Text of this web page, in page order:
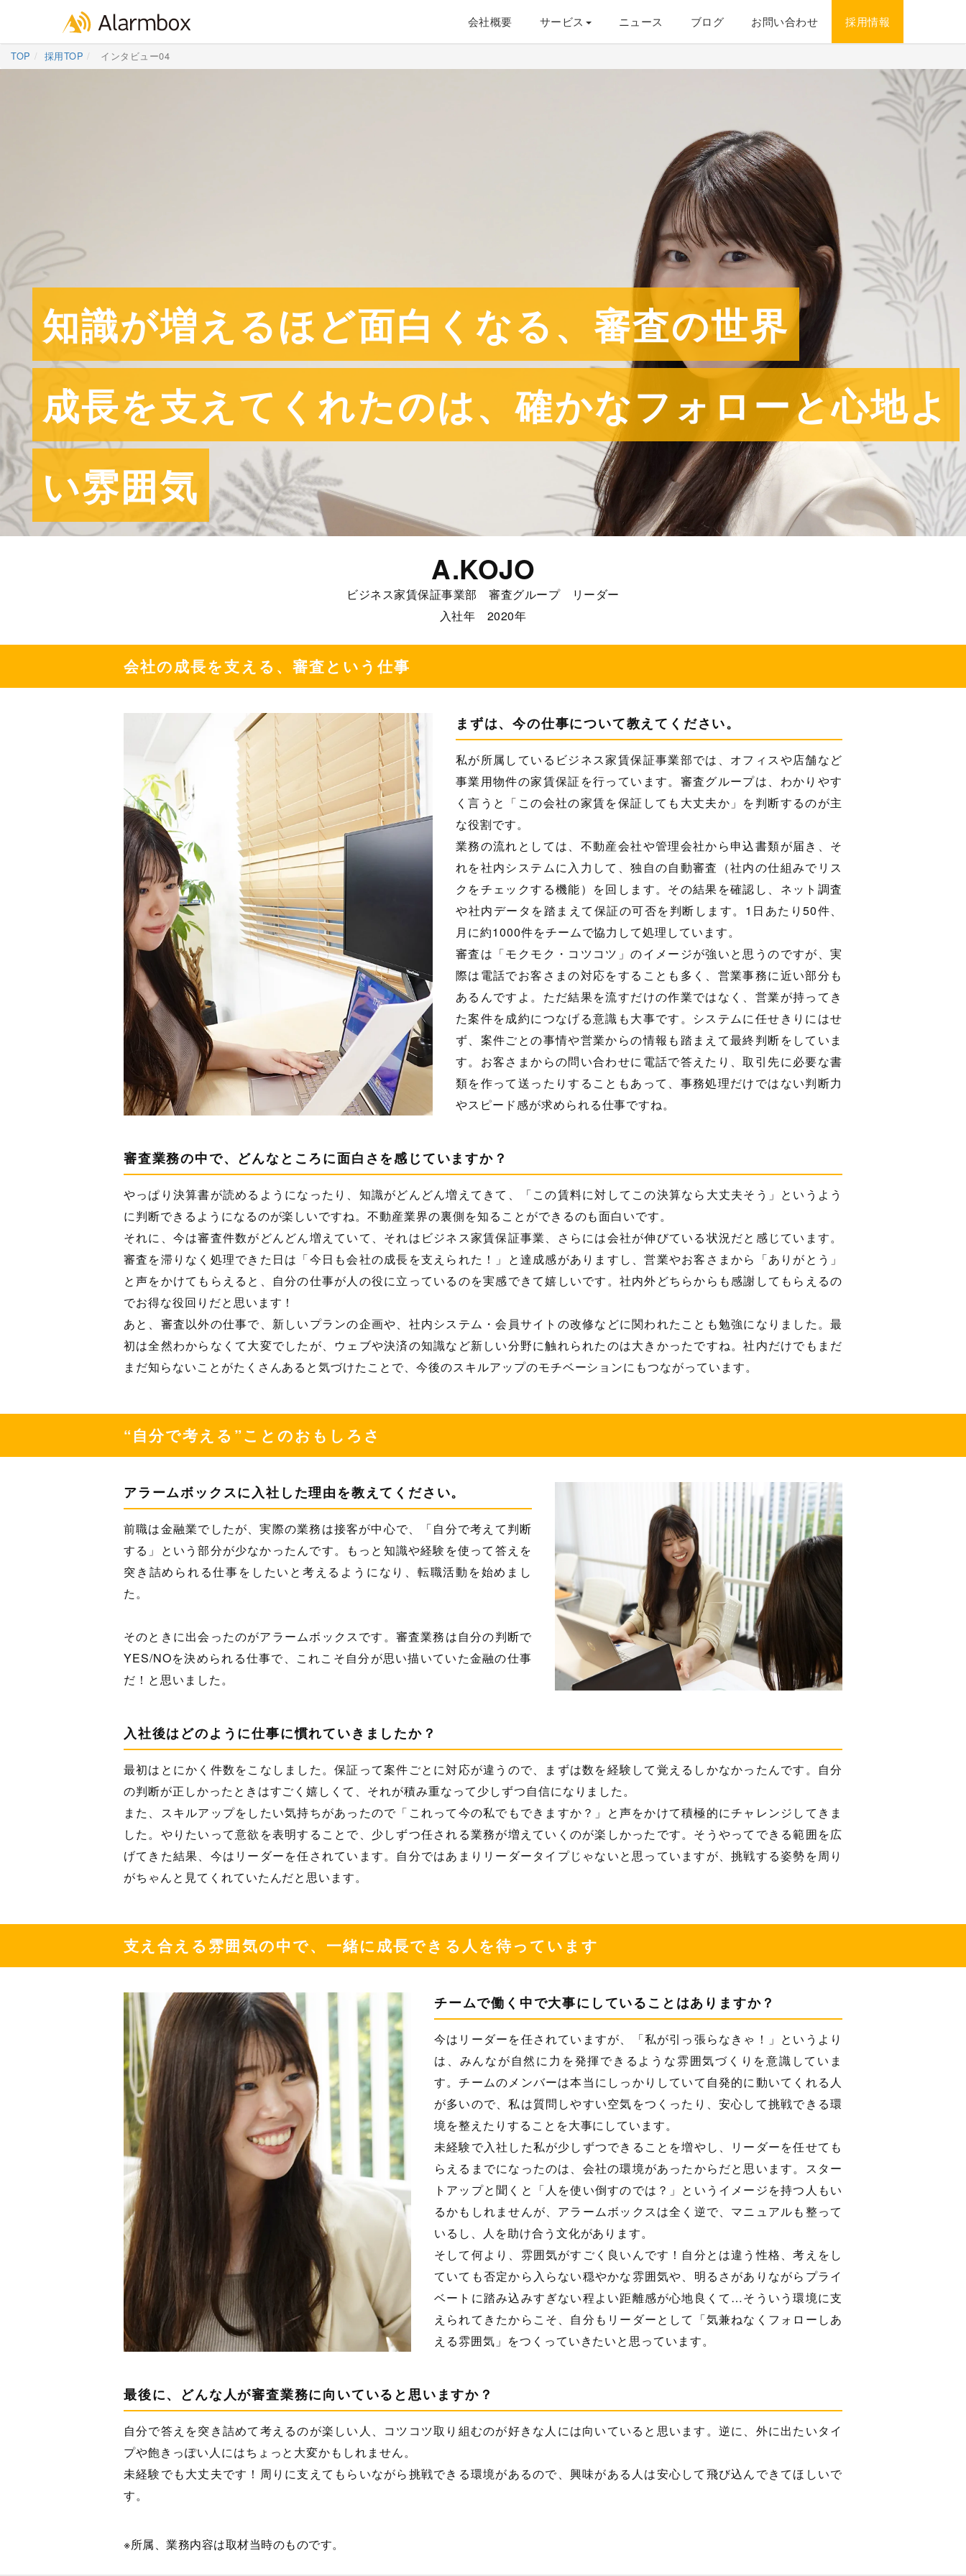
Skip
to
会社概要 サービス ニュース ブログ お問い合わせ 採用情報
TOP 採用TOP インタビュー04
知識が増えるほど面白くなる、審査の世界
成長を支えてくれたのは、確かなフォローと心地よ
い雰囲気
A.KOJO
ビジネス家賃保証事業部 審査グループ リーダー
入社年 2020年
会社の成長を支える、審査という仕事
まずは、今の仕事について教えてください。
私が所属しているビジネス家賃保証事業部では、オフィスや店舗など
事業用物件の家賃保証を行っています。審査グループは、わかりやす
く言うと「この会社の家賃を保証しても大丈夫か」を判断するのが主
な役割です。
業務の流れとしては、不動産会社や管理会社から申込書類が届き、そ
れを社内システムに入力して、独自の自動審査（社内の仕組みでリス
クをチェックする機能）を回します。その結果を確認し、ネット調査
や社内データを踏まえて保証の可否を判断します。1日あたり50件、
月に約1000件をチームで協力して処理しています。
審査は「モクモク・コツコツ」のイメージが強いと思うのですが、実
際は電話でお客さまの対応をすることも多く、営業事務に近い部分も
あるんですよ。ただ結果を流すだけの作業ではなく、営業が持ってき
た案件を成約につなげる意識も大事です。システムに任せきりにはせ
ず、案件ごとの事情や営業からの情報も踏まえて最終判断をしていま
す。お客さまからの問い合わせに電話で答えたり、取引先に必要な書
類を作って送ったりすることもあって、事務処理だけではない判断力
やスピード感が求められる仕事ですね。
審査業務の中で、どんなところに面白さを感じていますか？
やっぱり決算書が読めるようになったり、知識がどんどん増えてきて、「この賃料に対してこの決算なら大丈夫そう」というよう
に判断できるようになるのが楽しいですね。不動産業界の裏側を知ることができるのも面白いです。
それに、今は審査件数がどんどん増えていて、それはビジネス家賃保証事業、さらには会社が伸びている状況だと感じています。
審査を滞りなく処理できた日は「今日も会社の成長を支えられた！」と達成感がありますし、営業やお客さまから「ありがとう」
と声をかけてもらえると、自分の仕事が人の役に立っているのを実感できて嬉しいです。社内外どちらからも感謝してもらえるの
でお得な役回りだと思います！
あと、審査以外の仕事で、新しいプランの企画や、社内システム・会員サイトの改修などに関われたことも勉強になりました。最
初は全然わからなくて大変でしたが、ウェブや決済の知識など新しい分野に触れられたのは大きかったですね。社内だけでもまだ
まだ知らないことがたくさんあると気づけたことで、今後のスキルアップのモチベーションにもつながっています。
“自分で考える”ことのおもしろさ
アラームボックスに入社した理由を教えてください。
前職は金融業でしたが、実際の業務は接客が中心で、「自分で考えて判断
する」という部分が少なかったんです。もっと知識や経験を使って答えを
突き詰められる仕事をしたいと考えるようになり、転職活動を始めまし
た。
そのときに出会ったのがアラームボックスです。審査業務は自分の判断で
YES/NOを決められる仕事で、これこそ自分が思い描いていた金融の仕事
だ！と思いました。
入社後はどのように仕事に慣れていきましたか？
最初はとにかく件数をこなしました。保証って案件ごとに対応が違うので、まずは数を経験して覚えるしかなかったんです。自分
の判断が正しかったときはすごく嬉しくて、それが積み重なって少しずつ自信になりました。
また、スキルアップをしたい気持ちがあったので「これって今の私でもできますか？」と声をかけて積極的にチャレンジしてきま
した。やりたいって意欲を表明することで、少しずつ任される業務が増えていくのが楽しかったです。そうやってできる範囲を広
げてきた結果、今はリーダーを任されています。自分ではあまりリーダータイプじゃないと思っていますが、挑戦する姿勢を周り
がちゃんと見てくれていたんだと思います。
支え合える雰囲気の中で、一緒に成長できる人を待っています
チームで働く中で大事にしていることはありますか？
今はリーダーを任されていますが、「私が引っ張らなきゃ！」というより
は、みんなが自然に力を発揮できるような雰囲気づくりを意識していま
す。チームのメンバーは本当にしっかりしていて自発的に動いてくれる人
が多いので、私は質問しやすい空気をつくったり、安心して挑戦できる環
境を整えたりすることを大事にしています。
未経験で入社した私が少しずつできることを増やし、リーダーを任せても
らえるまでになったのは、会社の環境があったからだと思います。スター
トアップと聞くと「人を使い倒すのでは？」というイメージを持つ人もい
るかもしれませんが、アラームボックスは全く逆で、マニュアルも整って
いるし、人を助け合う文化があります。
そして何より、雰囲気がすごく良いんです！自分とは違う性格、考えをし
ていても否定から入らない穏やかな雰囲気や、明るさがありながらプライ
ベートに踏み込みすぎない程よい距離感が心地良くて…そういう環境に支
えられてきたからこそ、自分もリーダーとして「気兼ねなくフォローしあ
える雰囲気」をつくっていきたいと思っています。
最後に、どんな人が審査業務に向いていると思いますか？
自分で答えを突き詰めて考えるのが楽しい人、コツコツ取り組むのが好きな人には向いていると思います。逆に、外に出たいタイ
プや飽きっぽい人にはちょっと大変かもしれません。
未経験でも大丈夫です！周りに支えてもらいながら挑戦できる環境があるので、興味がある人は安心して飛び込んできてほしいで
す。
※所属、業務内容は取材当時のものです。